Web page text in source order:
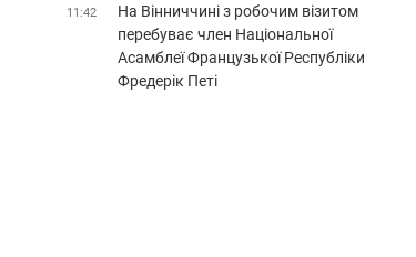
11:42
На Вінниччині з робочим візитом
перебуває член Національної
Асамблеї Французької Республіки
Фредерік Петі